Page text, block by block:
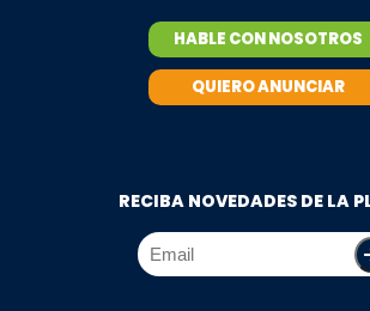
HABLE CON NOSOTROS
QUIERO ANUNCIAR
RECIBA NOVEDADES DE LA